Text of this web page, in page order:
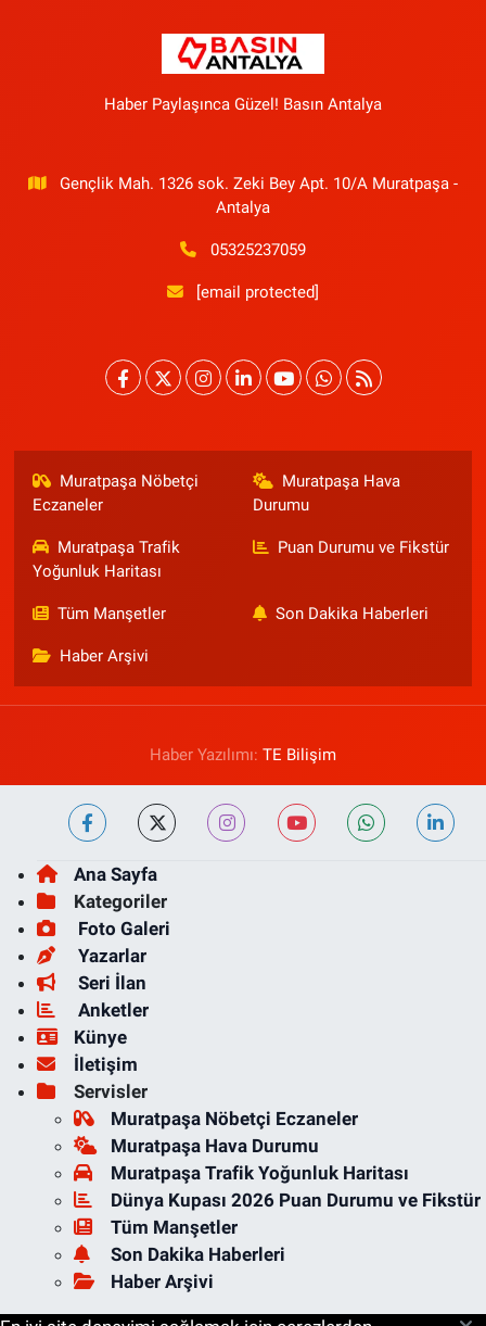
Haber Paylaşınca Güzel! Basın Antalya
Gençlik Mah. 1326 sok. Zeki Bey Apt. 10/A Muratpaşa -
Antalya
05325237059
[email protected]
Muratpaşa Nöbetçi
Eczaneler
Muratpaşa Hava
Durumu
Muratpaşa Trafik
Yoğunluk Haritası
Puan Durumu ve Fikstür
Tüm Manşetler Son Dakika Haberleri
Haber Arşivi
Haber Yazılımı: TE Bilişim
Ana Sayfa
Kategoriler
Foto Galeri
Yazarlar
Seri İlan
Anketler
Künye
İletişim
Servisler
Muratpaşa Nöbetçi Eczaneler
Muratpaşa Hava Durumu
Muratpaşa Trafik Yoğunluk Haritası
Dünya Kupası 2026 Puan Durumu ve Fikstür
Tüm Manşetler
Son Dakika Haberleri
Haber Arşivi